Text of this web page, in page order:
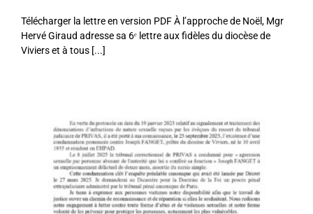
Télécharger la lettre en version PDF À l’approche de Noël, Mgr
Hervé Giraud adresse sa 6ᵉ lettre aux fidèles du diocèse de
Viviers et à tous [...]